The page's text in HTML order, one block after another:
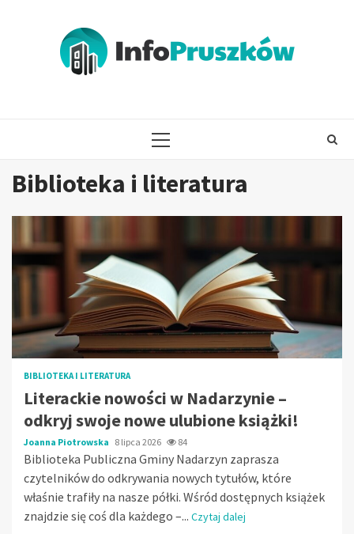
PRIMARY
Biblioteka i literatura
BIBLIOTEKA I LITERATURA
Literackie nowości w Nadarzynie –
odkryj swoje nowe ulubione książki!
Joanna Piotrowska 8 lipca 2026 84
Biblioteka Publiczna Gminy Nadarzyn zaprasza
czytelników do odkrywania nowych tytułów, które
właśnie trafiły na nasze półki. Wśród dostępnych książek
znajdzie się coś dla każdego –... Czytaj dalej